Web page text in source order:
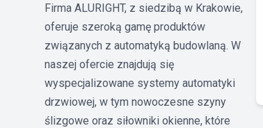
Firma ALURIGHT, z siedzibą w Krakowie,
oferuje szeroką gamę produktów
związanych z automatyką budowlaną. W
naszej ofercie znajdują się
wyspecjalizowane systemy automatyki
drzwiowej, w tym nowoczesne szyny
ślizgowe oraz siłowniki okienne, które